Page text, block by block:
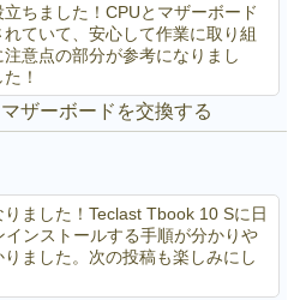
ちました！CPUとマザーボード
ていて、安心して作業に取り組
意点の部分が参考になりまし
！
ザーボードを交換する
ました！Teclast Tbook 10 Sに日
ンストールする手順が分かりや
ました。次の投稿も楽しみにし